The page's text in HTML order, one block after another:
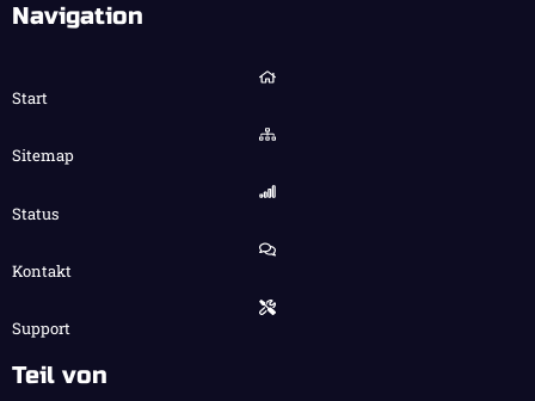
Navigation
Start
Sitemap
Status
Kontakt
Support
Teil von